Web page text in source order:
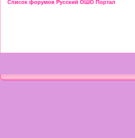
Список форумов Русский ОШО Портал